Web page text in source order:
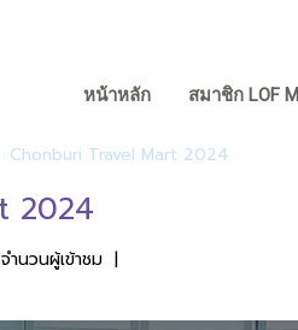
หน้าหลัก สมาชิก LOF
Chonburi Travel Mart 2024
2024
ำนวนผู้เข้าชม |